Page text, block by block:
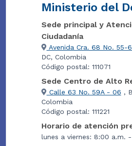
Ministerio del
Sede principal y
Ciudadanía
Avenida Cra. 68 No. 55-
DC, Colombia
Código postal: 111071
Sede Centro de Alto
Calle 63 No. 59A - 06 ,
Colombia
Código postal: 111221
Horario de atención
lunes a viernes: 8:00 a.m.